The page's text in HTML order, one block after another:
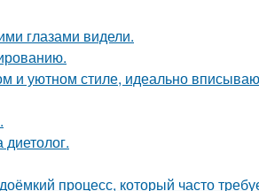
глазами видели.
и уютном стиле, идеально
процесс, который часто